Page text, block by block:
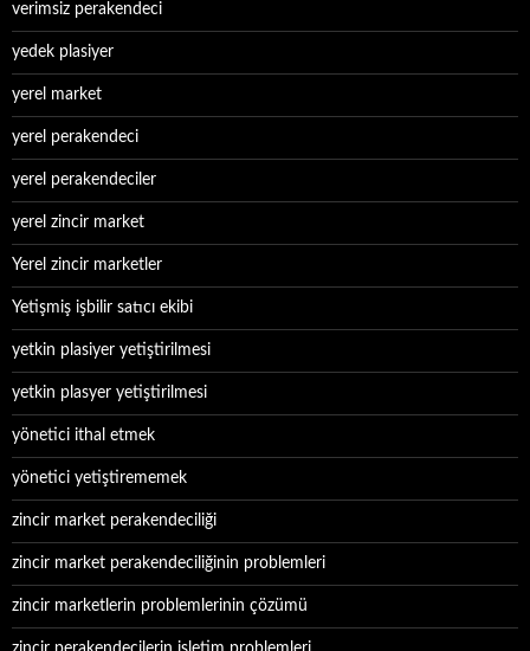
verimsiz perakendeci
yedek plasiyer
yerel market
yerel perakendeci
yerel perakendeciler
yerel zincir market
Yerel zincir marketler
Yetişmiş işbilir satıcı ekibi
yetkin plasiyer yetiştirilmesi
yetkin plasyer yetiştirilmesi
yönetici ithal etmek
yönetici yetiştirememek
zincir market perakendeciliği
zincir market perakendeciliğinin problemleri
zincir marketlerin problemlerinin çözümü